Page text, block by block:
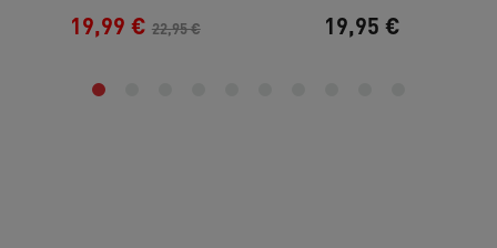
19,99 € 22,95 € 19,95 €